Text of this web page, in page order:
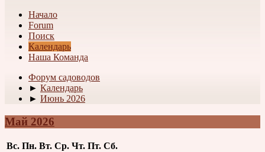
Начало
Forum
Поиск
Календарь
Наша Команда
Форум садоводов
► Календарь
► Июнь 2026
Май 2026
Вс. Пн. Вт. Ср. Чт. Пт. Сб.